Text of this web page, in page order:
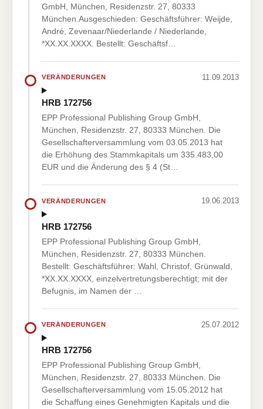
GmbH, München, Residenzstr. 27, 80333
München.Ausgeschieden: Geschäftsführer: Weijde,
André, Zevenaar/Niederlande / Niederlande,
*XX.XX.XXXX. Bestellt: Geschäftsf…
VERÄNDERUNGEN 11.09.2013
HRB 172756
EPP Professional Publishing Group GmbH,
München, Residenzstr. 27, 80333 München. Die
Gesellschafterversammlung vom 03.05.2013 hat
die Erhöhung des Stammkapitals um 335.483,00
EUR und die Änderung des § 4 (St…
VERÄNDERUNGEN 19.06.2013
HRB 172756
EPP Professional Publishing Group GmbH,
München, Residenzstr. 27, 80333 München.
Bestellt: Geschäftsführer: Wahl, Christof, Grünwald,
*XX.XX.XXXX, einzelvertretungsberechtigt; mit der
Befugnis, im Namen der …
VERÄNDERUNGEN 25.07.2012
HRB 172756
EPP Professional Publishing Group GmbH,
München, Residenzstr. 27, 80333 München. Die
Gesellschafterversammlung vom 15.05.2012 hat
die Schaffung eines Genehmigten Kapitals und die